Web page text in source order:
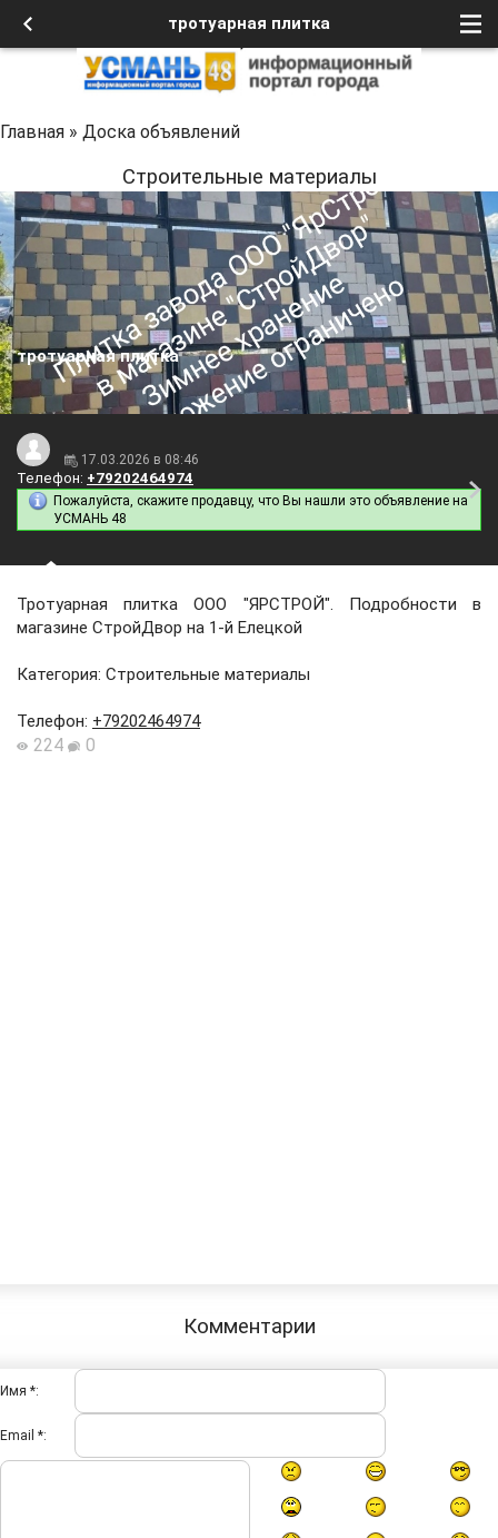
тротуарная плитка
Главная » Доска объявлений
Строительные материалы
тротуарная плитка
17.03.2026 в 08:46
Телефон: +79202464974
Пожалуйста, скажите продавцу, что Вы нашли это объявление на
УСМАНЬ 48
Тротуарная плитка ООО "ЯРСТРОЙ". Подробности в
магазине СтройДвор на 1-й Елецкой
Категория: Строительные материалы
Телефон: +79202464974
224 0
Комментарии
Имя *:
Email *: